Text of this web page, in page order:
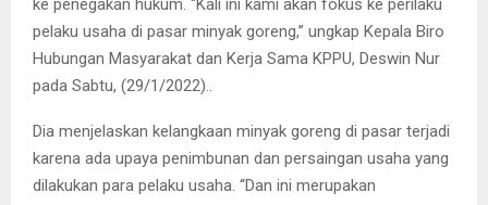
ke penegakan hukum. “Kali ini kami akan fokus ke perilaku
pelaku usaha di pasar minyak goreng,” ungkap Kepala Biro
Hubungan Masyarakat dan Kerja Sama KPPU, Deswin Nur
pada Sabtu, (29/1/2022)..
Dia menjelaskan kelangkaan minyak goreng di pasar terjadi
karena ada upaya penimbunan dan persaingan usaha yang
dilakukan para pelaku usaha. “Dan ini merupakan